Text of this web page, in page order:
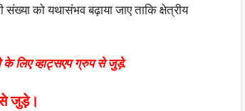
को यथासंभव बढ़ाया जाए ताकि क्षेत्रीय
लिए व्हाट्सएप ग्रुप से जुड़े.
जुड़े।